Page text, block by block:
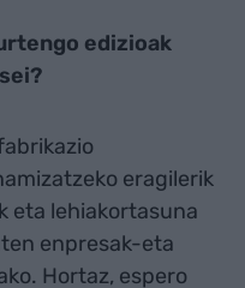
edizioak
eragilerik
eta lehiakortasuna
enpresak-eta
Hortaz, espero